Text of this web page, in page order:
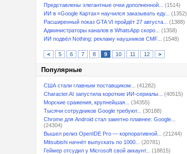
Представлены элегантные очки дополненной...
(1514)
ИИ в «Google Картах» научился заказывать еду...
(1352)
Расширенный показ GTA VI пройдёт 27 августа...
(1388)
Администраторы каналов в WhatsApp скоро...
(1358)
ИИ подвёл Nothing: рекламу наушников CMF...
(1548)
< 5 6 7 8 9 10 11 12 >
Популярные
США стали главным поставщиком...
(41282)
Character.AI запустила короткие ИИ-сериалы...
(40515)
Морские сражения, крупнейшая...
(34355)
Тысячи сотрудников Google требуют...
(30188)
Chrome для Android стал заметно плавнее: Google...
(24304)
Вышел релиз OpenIDE Pro — корпоративной...
(21244)
Mitsubishi начнёт выпускать по 1000...
(20781)
Геймер отсудил у Microsoft свой аккаунт...
(18815)